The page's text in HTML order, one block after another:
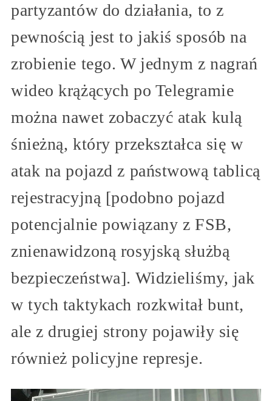
partyzantów do działania, to z
pewnością jest to jakiś sposób na
zrobienie tego. W jednym z nagrań
wideo krążących po Telegramie
można nawet zobaczyć atak kulą
śnieżną, który przekształca się w
atak na pojazd z państwową tablicą
rejestracyjną [podobno pojazd
potencjalnie powiązany z FSB,
znienawidzoną rosyjską służbą
bezpieczeństwa]. Widzieliśmy, jak
w tych taktykach rozkwitał bunt,
ale z drugiej strony pojawiły się
również policyjne represje.